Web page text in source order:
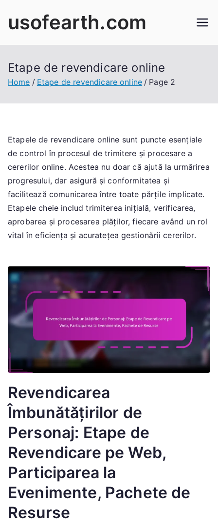
usofearth.com
Etape de revendicare online
Home Etape de revendicare online Page 2
Etapele de revendicare online sunt puncte esențiale
de control în procesul de trimitere și procesare a
cererilor online. Acestea nu doar că ajută la urmărirea
progresului, dar asigură și conformitatea și
facilitează comunicarea între toate părțile implicate.
Etapele cheie includ trimiterea inițială, verificarea,
aprobarea și procesarea plăților, fiecare având un rol
vital în eficiența și acuratețea gestionării cererilor.
Revendicarea
Îmbunătățirilor de
Personaj: Etape de
Revendicare pe Web,
Participarea la
Evenimente, Pachete de
Resurse